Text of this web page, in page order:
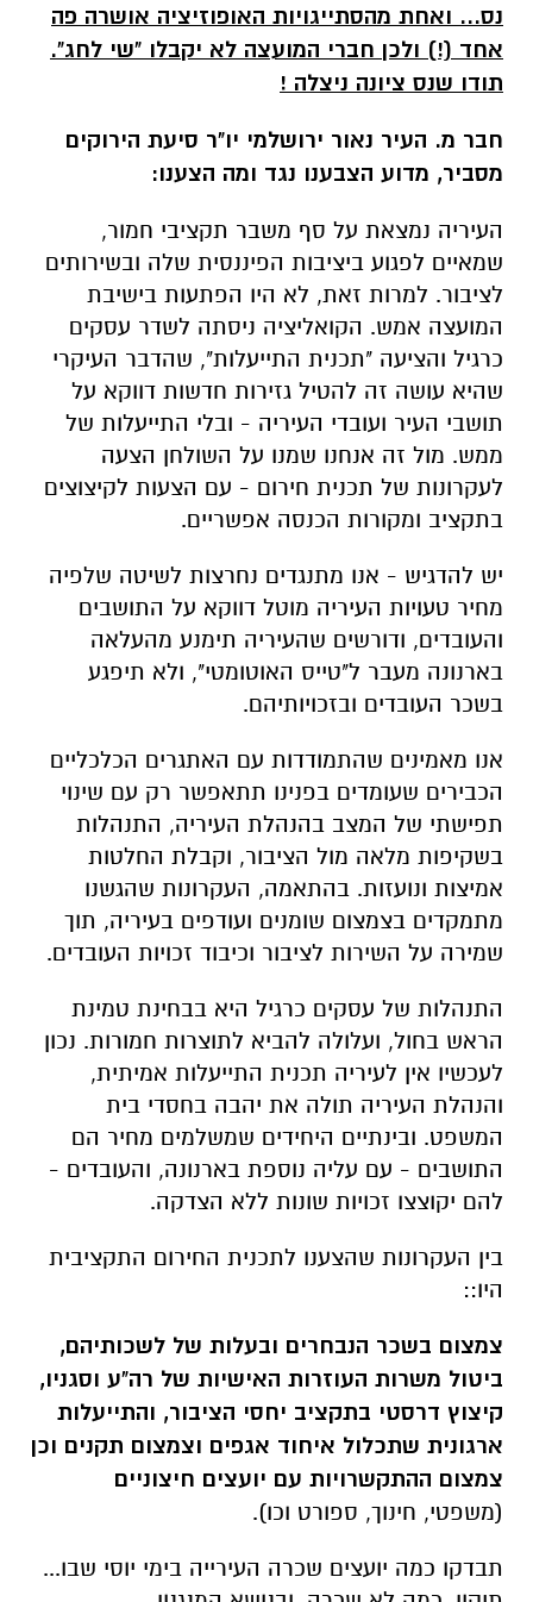
נס... ואחת מהסתייגויות האופוזיציה אושרה פה
אחד (!) ולכן חברי המועצה לא יקבלו "שי לחג".
תודו שנס ציונה ניצלה !
חבר מ. העיר נאור ירושלמי יו"ר סיעת הירוקים
מסביר, מדוע הצבענו נגד ומה הצענו:
העיריה נמצאת על סף משבר תקציבי חמור,
שמאיים לפגוע ביציבות הפיננסית שלה ובשירותים
לציבור. למרות זאת, לא היו הפתעות בישיבת
המועצה אמש. הקואליציה ניסתה לשדר עסקים
כרגיל והציעה "תכנית התייעלות", שהדבר העיקרי
שהיא עושה זה להטיל גזירות חדשות דווקא על
תושבי העיר ועובדי העיריה - ובלי התייעלות של
ממש. מול זה אנחנו שמנו על השולחן הצעה
לעקרונות של תכנית חירום - עם הצעות לקיצוצים
בתקציב ומקורות הכנסה אפשריים.
יש להדגיש - אנו מתנגדים נחרצות לשיטה שלפיה
מחיר טעויות העיריה מוטל דווקא על התושבים
והעובדים, ודורשים שהעיריה תימנע מהעלאה
בארנונה מעבר ל"טייס האוטומטי", ולא תיפגע
בשכר העובדים ובזכויותיהם.
אנו מאמינים שהתמודדות עם האתגרים הכלכליים
הכבירים שעומדים בפנינו תתאפשר רק עם שינוי
תפישתי של המצב בהנהלת העיריה, התנהלות
בשקיפות מלאה מול הציבור, וקבלת החלטות
אמיצות ונועזות. בהתאמה, העקרונות שהגשנו
מתמקדים בצמצום שומנים ועודפים בעיריה, תוך
שמירה על השירות לציבור וכיבוד זכויות העובדים.
התנהלות של עסקים כרגיל היא בבחינת טמינת
הראש בחול, ועלולה להביא לתוצרות חמורות. נכון
לעכשיו אין לעיריה תכנית התייעלות אמיתית,
והנהלת העיריה תולה את יהבה בחסדי בית
המשפט. ובינתיים היחידים שמשלמים מחיר הם
התושבים - עם עליה נוספת בארנונה, והעובדים -
להם יקוצצו זכויות שונות ללא הצדקה.
בין העקרונות שהצענו לתכנית החירום התקציבית
היו::
צמצום בשכר הנבחרים ובעלות של לשכותיהם,
ביטול משרות העוזרות האישיות של רה"ע וסגניו,
קיצוץ דרסטי בתקציב יחסי הציבור, והתייעלות
ארגונית שתכלול איחוד אגפים וצמצום תקנים וכן
צמצום ההתקשרויות עם יועצים חיצוניים
(משפטי, חינוך, ספורט וכו).
תבדקו כמה יועצים שכרה העירייה בימי יוסי שבו...